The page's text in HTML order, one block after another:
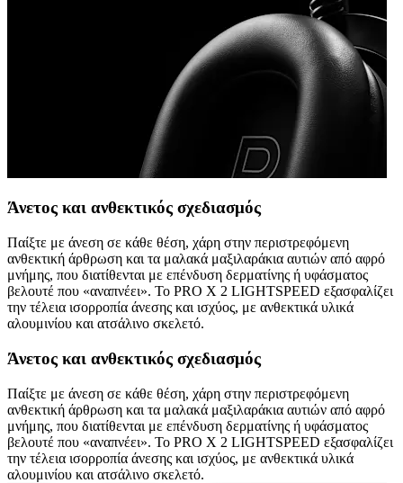
Άνετος και ανθεκτικός σχεδιασμός
Παίξτε με άνεση σε κάθε θέση, χάρη στην περιστρεφόμενη
ανθεκτική άρθρωση και τα μαλακά μαξιλαράκια αυτιών από αφρό
μνήμης, που διατίθενται με επένδυση δερματίνης ή υφάσματος
βελουτέ που «αναπνέει». Το PRO X 2 LIGHTSPEED εξασφαλίζει
την τέλεια ισορροπία άνεσης και ισχύος, με ανθεκτικά υλικά
αλουμινίου και ατσάλινο σκελετό.
Άνετος και ανθεκτικός σχεδιασμός
Παίξτε με άνεση σε κάθε θέση, χάρη στην περιστρεφόμενη
ανθεκτική άρθρωση και τα μαλακά μαξιλαράκια αυτιών από αφρό
μνήμης, που διατίθενται με επένδυση δερματίνης ή υφάσματος
βελουτέ που «αναπνέει». Το PRO X 2 LIGHTSPEED εξασφαλίζει
την τέλεια ισορροπία άνεσης και ισχύος, με ανθεκτικά υλικά
αλουμινίου και ατσάλινο σκελετό.